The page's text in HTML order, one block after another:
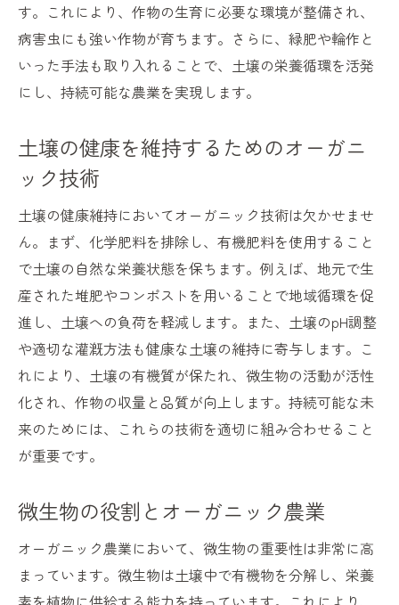
す。これにより、作物の生育に必要な環境が整備され、
病害虫にも強い作物が育ちます。さらに、緑肥や輪作と
いった手法も取り入れることで、土壌の栄養循環を活発
にし、持続可能な農業を実現します。
土壌の健康を維持するためのオーガニ
ック技術
土壌の健康維持においてオーガニック技術は欠かせませ
ん。まず、化学肥料を排除し、有機肥料を使用すること
で土壌の自然な栄養状態を保ちます。例えば、地元で生
産された堆肥やコンポストを用いることで地域循環を促
進し、土壌への負荷を軽減します。また、土壌のpH調整
や適切な灌漑方法も健康な土壌の維持に寄与します。こ
れにより、土壌の有機質が保たれ、微生物の活動が活性
化され、作物の収量と品質が向上します。持続可能な未
来のためには、これらの技術を適切に組み合わせること
が重要です。
微生物の役割とオーガニック農業
オーガニック農業において、微生物の重要性は非常に高
まっています。微生物は土壌中で有機物を分解し、栄養